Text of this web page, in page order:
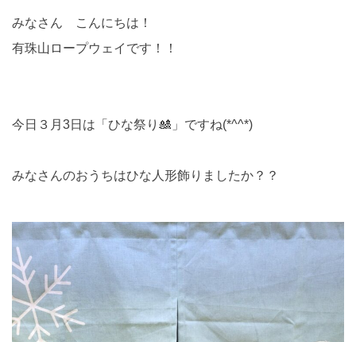
みなさん こんにちは！
有珠山ロープウェイです！！
今日３月3日は「ひな祭り🎎」ですね(*^^*)
みなさんのおうちはひな人形飾りましたか？？